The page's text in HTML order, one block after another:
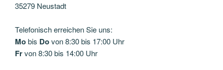
35279 Neustadt
Telefonisch erreichen Sie uns:
Mobis Dovon 8:30 bis 17:00 Uhr
Frvon 8:30 bis 14:00 Uhr